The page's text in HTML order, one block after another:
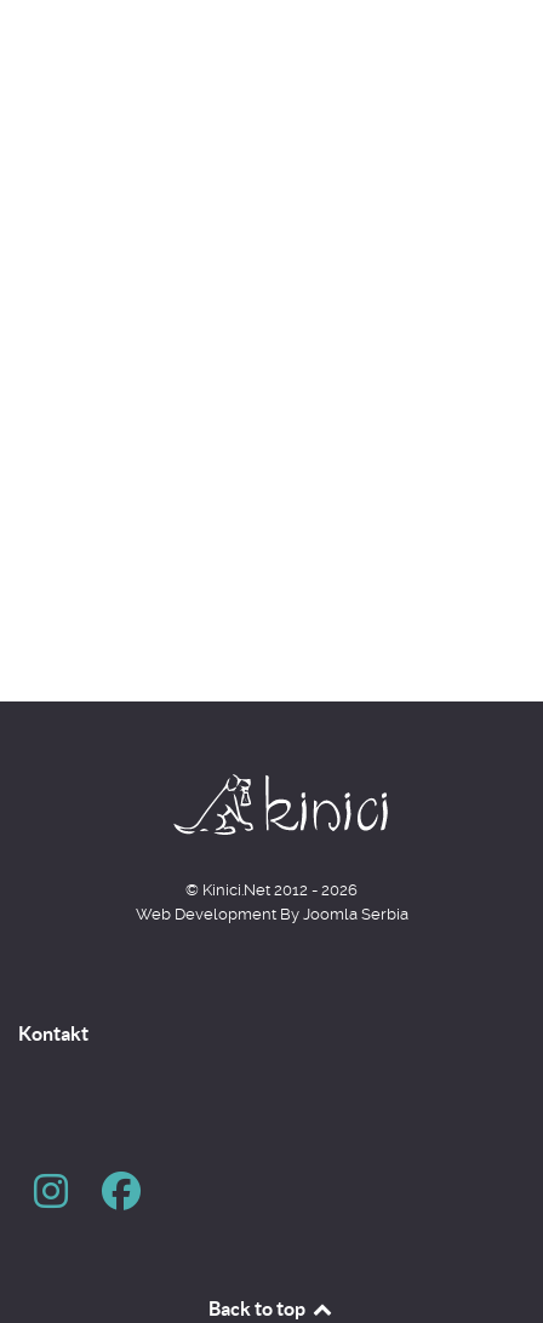
© Kinici.Net 2012 - 2026
Web Development By Joomla Serbia
Kontakt
Back to top